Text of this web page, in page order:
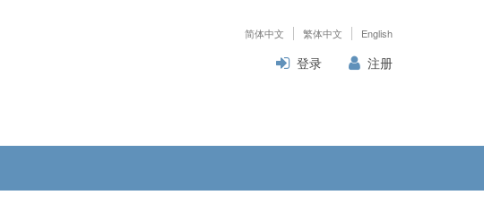
简体中文 繁体中文 English
登录 注册